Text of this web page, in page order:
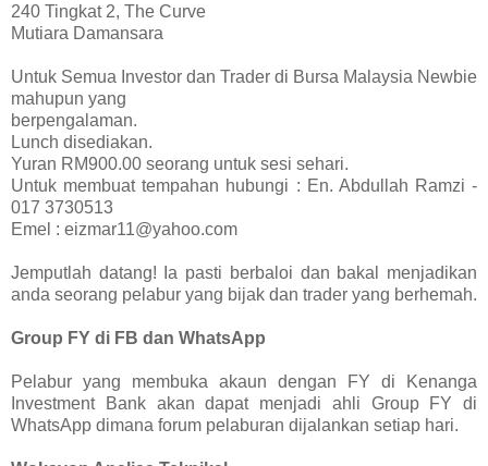
240 Tingkat 2, The Curve
Mutiara Damansara
Untuk Semua Investor dan Trader di Bursa Malaysia Newbie
mahupun yang
berpengalaman.
Lunch disediakan.
Yuran RM900.00 seorang untuk sesi sehari.
Untuk membuat tempahan hubungi : En. Abdullah Ramzi -
017 3730513
Emel : eizmar11@yahoo.com
Jemputlah datang! Ia pasti berbaloi dan bakal menjadikan
anda seorang pelabur yang bijak dan trader yang berhemah.
Group FY di FB dan WhatsApp
Pelabur yang membuka akaun dengan FY di Kenanga
Investment Bank akan dapat menjadi ahli Group FY di
WhatsApp dimana forum pelaburan dijalankan setiap hari.